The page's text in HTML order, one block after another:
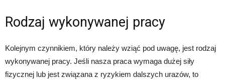
Rodzaj wykonywanej pracy
Kolejnym czynnikiem, który należy wziąć pod uwagę, jest rodzaj
wykonywanej pracy. Jeśli nasza praca wymaga dużej siły
fizycznej lub jest związana z ryzykiem dalszych urazów, to